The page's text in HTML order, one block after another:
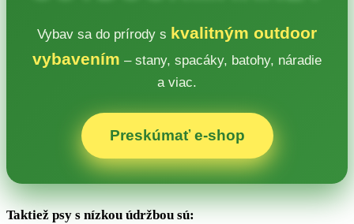
Vybav sa do prírody s kvalitným outdoor
vybavením – stany, spacáky, batohy, náradie
a viac.
Preskúmať e‑shop
Taktiež psy s nízkou údržbou sú: